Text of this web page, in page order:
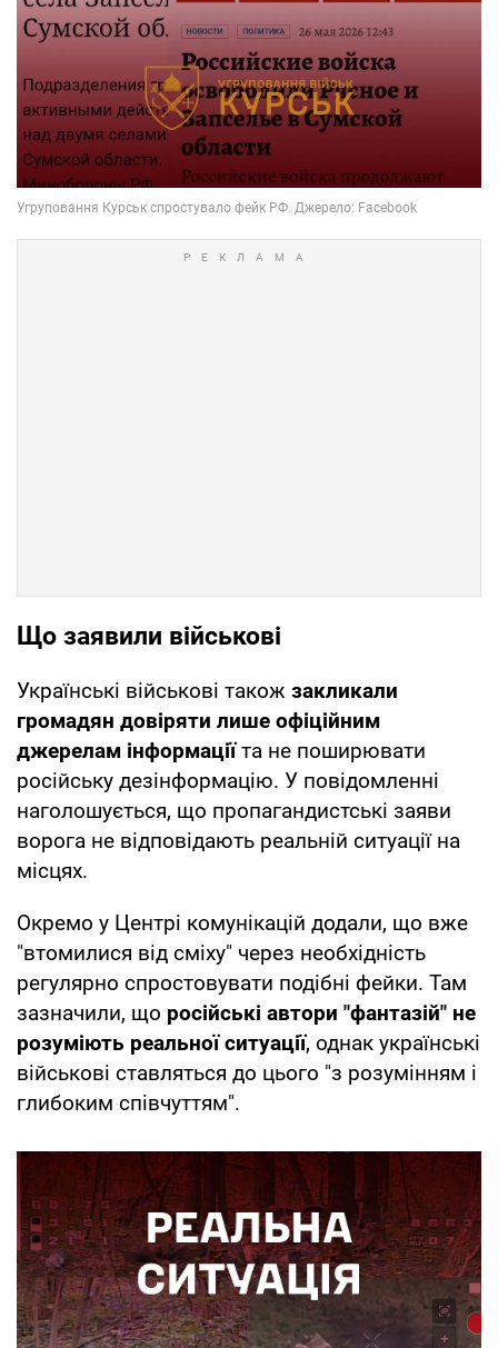
Що заявили військові
Українські військові також закликали
громадян довіряти лише офіційним
джерелам інформаціїта не поширювати
російську дезінформацію. У повідомленні
наголошується, що пропагандистські заяви
ворога не відповідають реальній ситуації на
місцях.
Окремо у Центрі комунікацій додали, що вже
"втомилися від сміху" через необхідність
регулярно спростовувати подібні фейки. Там
зазначили, що російські автори "фантазій" не
розуміють реальної ситуації, однак українські
військові ставляться до цього "з розумінням і
глибоким співчуттям".